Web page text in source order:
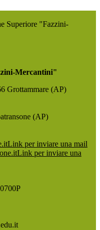
Superiore "Fazzini-
Mercantini"
Grottammare (AP)
(AP)
Link per inviare una mail
Link per inviare una